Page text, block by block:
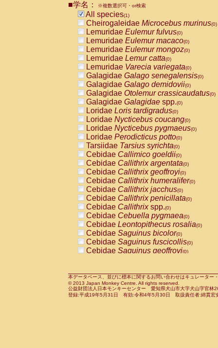
CebidaeCebus nigrivittatus
CebidaeCebus
CebidaeSaimiri boliviensis(0)
CebidaeSaimiri sciureus(0)
AtelidaeAlouatta caraya(0)
AtelidaeAlouatta fusca(0)
AtelidaeAlouatta seniculus
AtelidaeAlouattaspp.(0)
AtelidaeAteles belzebuth(0)
AtelidaeAteles geoffroyi(0)
AtelidaeAteles paniscus(0)
AtelidaeAtelesspp.(0)
Atelidae Lagothrix lagothricha
AtelidaeLagothrix lagothricha cana
PitheciidaeCacajao calvus
PitheciidaeCallicebus cupreus
PitheciidaeCallicebus donacophilus
PitheciidaeCallicebus moloch
PitheciidaeCallicebus torquatus
PitheciidaeCallicebusspp.(0)
PitheciidaeChiropotes satanas(0)
PitheciidaePithecia monachus
PitheciidaePithecia pithecia(0)
CercopithecidaeCercocebus agilis
CercopithecidaeCercocebus
CercopithecidaeCercocebus
CercopithecidaeCercocebus
CercopithecidaeCercocebus
CercopithecidaeCercocebushybrid
CercopithecidaePapio anubis(0)
CercopithecidaePapio cynocephalus
CercopithecidaePapio hamadryas(0)
■学名： ※複数選択可・or検索
All species(1)
Cheirogaleidae Microcebus murinus(0)
Lemuridae Eulemur fulvus(0)
Lemuridae Eulemur macaco(0)
Lemuridae Eulemur mongoz(0)
Lemuridae Lemur catta(0)
Lemuridae Varecia variegata(0)
Galagidae Galago senegalensis(0)
Galagidae Galago demidovii(0)
Galagidae Otolemur crassicaudatus(0)
Galagidae Galagidae spp.(0)
Loridae Loris tardigradus(0)
Loridae Nycticebus coucang(0)
Loridae Nycticebus pygmaeus(0)
Loridae Perodicticus potto(0)
Tarsiidae Tarsius syrichta(0)
Cebidae Callimico goeldii(0)
Cebidae Callithrix argentata(0)
Cebidae Callithrix geoffroyi(0)
Cebidae Callithrix humeralifer(0)
Cebidae Callithrix jacchus(0)
Cebidae Callithrix penicillata(0)
Cebidae Callithrixspp.(0)
Cebidae Cebuella pygmaea(0)
Cebidae Leontopithecus rosalia(0)
Cebidae Saguinus bicolor(0)
Cebidae Saguinus fuscicollis(0)
Cebidae Saguinus geoffroyi(0)
CebidaeSaguinus leucopus(0)
CebidaeSaguinus midas(0)
Cebidae Saguinus mystax(0)
本データベース、並びに標本に関するお問い合わせはキュレータ
© 2013 Japan Monkey Centre. All rights reserved.
公益財団法人日本モンキーセンター 愛知県犬山市大字犬山字官
登録:平成19年5月31日 有効:令和4年5月30日 取扱責任者:綿貫宏